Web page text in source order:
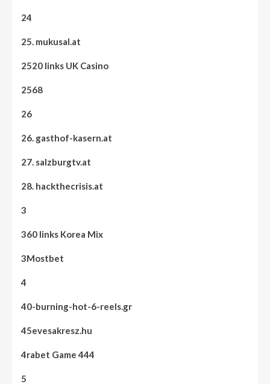
24
25. mukusal.at
2520 links UK Casino
2568
26
26. gasthof-kasern.at
27. salzburgtv.at
28. hackthecrisis.at
3
360 links Korea Mix
3Mostbet
4
40-burning-hot-6-reels.gr
45evesakresz.hu
4rabet Game 444
5